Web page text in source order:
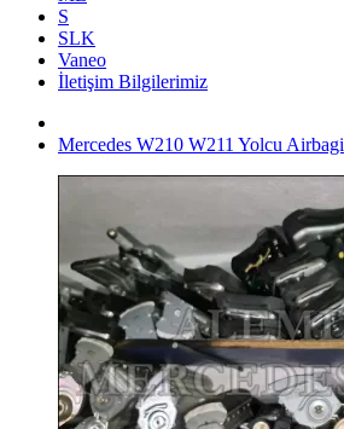
S
SLK
Vaneo
İletişim Bilgilerimiz
Mercedes W210 W211 Yolcu Airbagi